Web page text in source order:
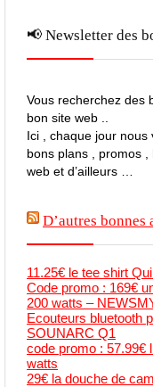
📢 Newsletter des
Vous recherchez des
bon site web ..
Ici , chaque jour nous
bons plans , promos
web et d’ailleurs …
D’autres bonnes
11.25€ le tee shirt
Code promo : 169€
200 watts –
Ecouteurs bluetooth
SOUNARC Q1
code promo : 57.99€
watts
29€ la douche de